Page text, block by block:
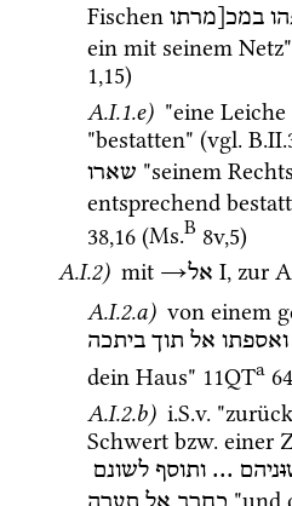
Fischen במכ[מרתו
ein mit seinem Netz"
1,15)
A.I.1.e) "eine
"bestatten" (vgl.
שארו "seinem
entsprechend
38,16 (Ms.B 8v,5)
A.I.2) mit →אל ‎ I, zur
A.I.2.a) von einem
ואספתו אל תוך ביתכה
dein Haus" 11QTa 64
A.I.2.b) i.S.v.
Schwert bzw. einer
וניהם ... ותוסף לשונם